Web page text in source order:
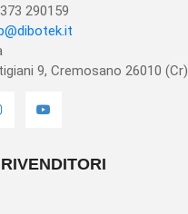
290159
9, Cremosano 26010 (Cr)